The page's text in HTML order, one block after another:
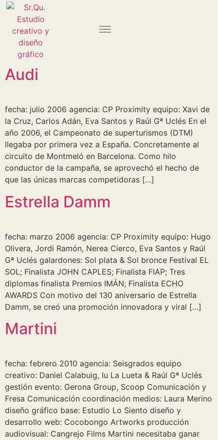
Audi
fecha: julio 2006 agencia: CP Proximity equipo: Xavi de
la Cruz, Carlos Adán, Eva Santos y Raúl Gª Uclés En el
año 2006, el Campeonato de superturismos (DTM)
llegaba por primera vez a España. Concretamente al
circuito de Montmeló en Barcelona. Como hilo
conductor de la campaña, se aprovechó el hecho de
que las únicas marcas competidoras […]
Estrella Damm
fecha: marzo 2006 agencia: CP Proximity equipo: Hugo
Olivera, Jordi Ramón, Nerea Cierco, Eva Santos y Raúl
Gª Uclés galardones: Sol plata & Sol bronce Festival EL
SOL; Finalista JOHN CAPLES; Finalista FIAP; Tres
diplomas finalista Premios IMÁN; Finalista ECHO
AWARDS Con motivo del 130 aniversario de Estrella
Damm, se creó una promoción innovadora y viral […]
Martini
fecha: febrero 2010 agencia: Seisgrados equipo
creativo: Daniel Calabuig, Iu La Lueta & Raúl Gª Uclés
gestión evento: Gerona Group, Scoop Comunicación y
Fresa Comunicación coordinación medios: Laura Merino
diseño gráfico base: Estudio Lo Siento diseño y
desarrollo web: Cocobongo Artworks producción
audiovisual: Cangrejo Films Martini necesitaba ganar